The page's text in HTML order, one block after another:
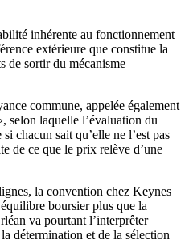
inhérente au fonctionnement
extérieure que constitue la
de sortir du mécanisme
commune, appelée également
selon laquelle l’évaluation du
chacun sait qu’elle ne l’est pas
de ce que le prix relève d’une
la convention chez Keynes
boursier plus que la
va pourtant l’interprêter
détermination et de la sélection